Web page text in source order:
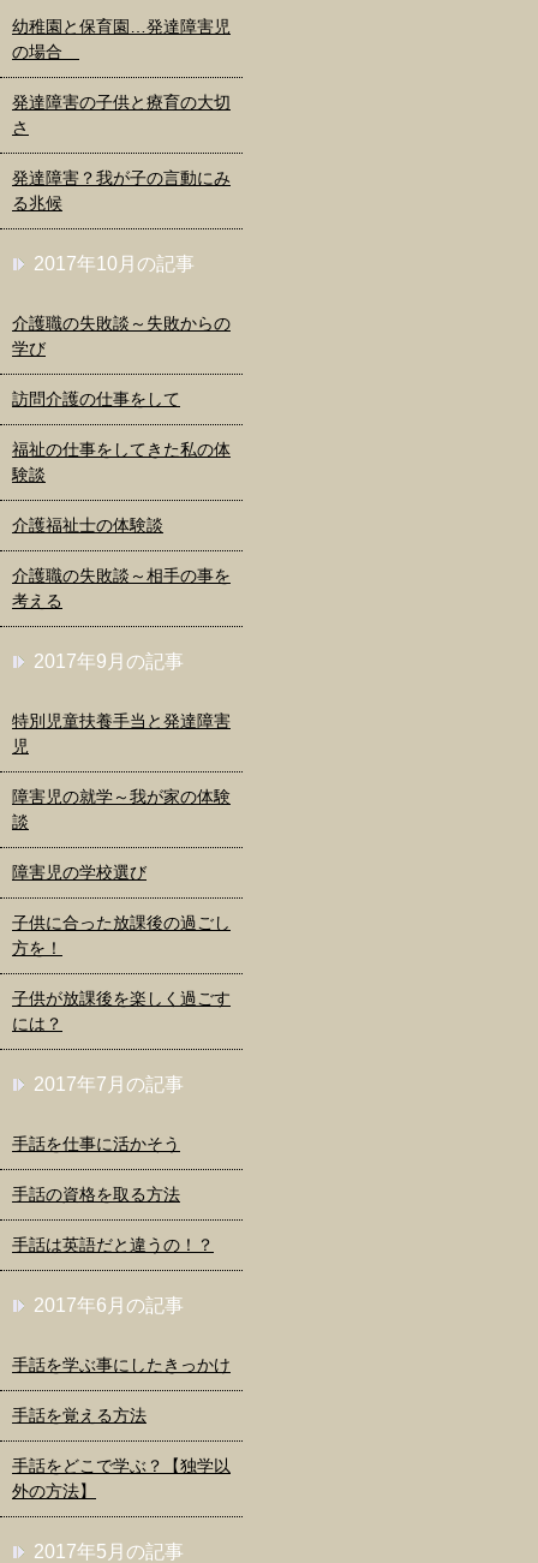
幼稚園と保育園…発達障害児
の場合
発達障害の子供と療育の大切
さ
発達障害？我が子の言動にみ
る兆候
2017年10月の記事
介護職の失敗談～失敗からの
学び
訪問介護の仕事をして
福祉の仕事をしてきた私の体
験談
介護福祉士の体験談
介護職の失敗談～相手の事を
考える
2017年9月の記事
特別児童扶養手当と発達障害
児
障害児の就学～我が家の体験
談
障害児の学校選び
子供に合った放課後の過ごし
方を！
子供が放課後を楽しく過ごす
には？
2017年7月の記事
手話を仕事に活かそう
手話の資格を取る方法
手話は英語だと違うの！？
2017年6月の記事
手話を学ぶ事にしたきっかけ
手話を覚える方法
手話をどこで学ぶ？【独学以
外の方法】
2017年5月の記事